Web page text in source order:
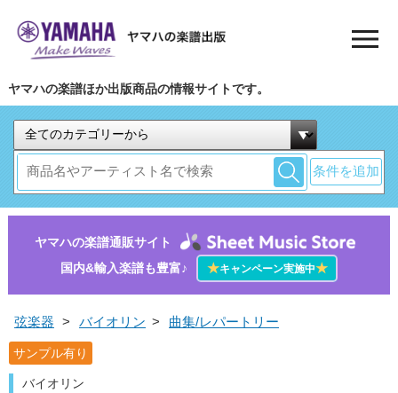
ヤマハの楽譜ほか出版商品の情報サイトです。
条件を追加
ヤマハの楽譜通販サイト
国内&輸入楽譜も豊富♪
★キャンペーン実施中★
弦楽器 > バイオリン > 曲集/レパートリー
サンプル有り
バイオリン